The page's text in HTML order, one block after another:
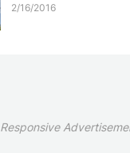
2/16/2016
Responsive